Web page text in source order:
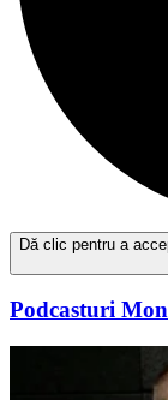
Dă clic pentru a
Podcasturi